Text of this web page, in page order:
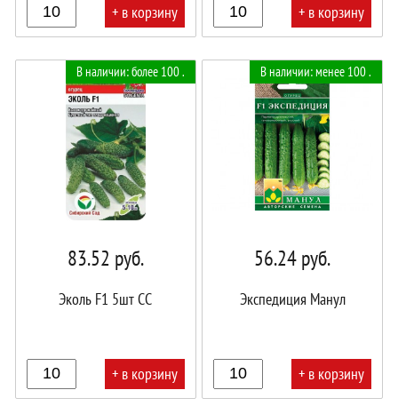
+ в корзину
+ в корзину
В наличии: более 100 .
83.52 руб.
Эколь F1 5шт СС
+ в корзину
В наличии: менее 100 .
56.24руб.
Экспедиция Манул
+ в корзину